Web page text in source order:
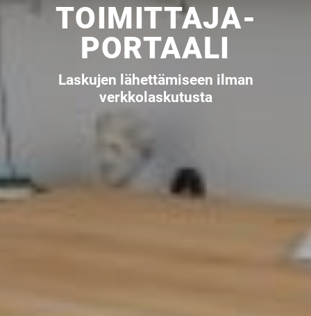
TOIMITTAJA­
PORTAALI
Laskujen lähettämiseen ilman
verkkolaskutusta
UUSI
UNELMISTA